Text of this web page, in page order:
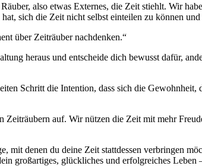
also etwas Externes, die Zeit stiehlt. Wir
sich die Zeit nicht selbst einteilen zu können
über Zeiträuber nachdenken.“
heraus und entscheide dich bewusst dafür,
Schritt die Intention, dass sich die
Zeiträubern auf. Wir nützen die Zeit mit mehr
mit denen du deine Zeit stattdessen verbringen
großartiges, glückliches und erfolgreiches Leben